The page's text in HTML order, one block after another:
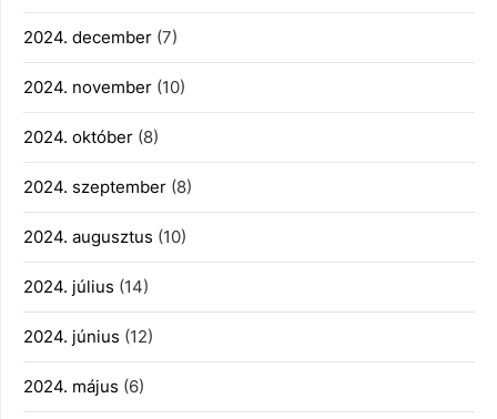
2024. december (7)
2024. november (10)
2024. október (8)
2024. szeptember (8)
2024. augusztus (10)
2024. július (14)
2024. június (12)
2024. május (6)